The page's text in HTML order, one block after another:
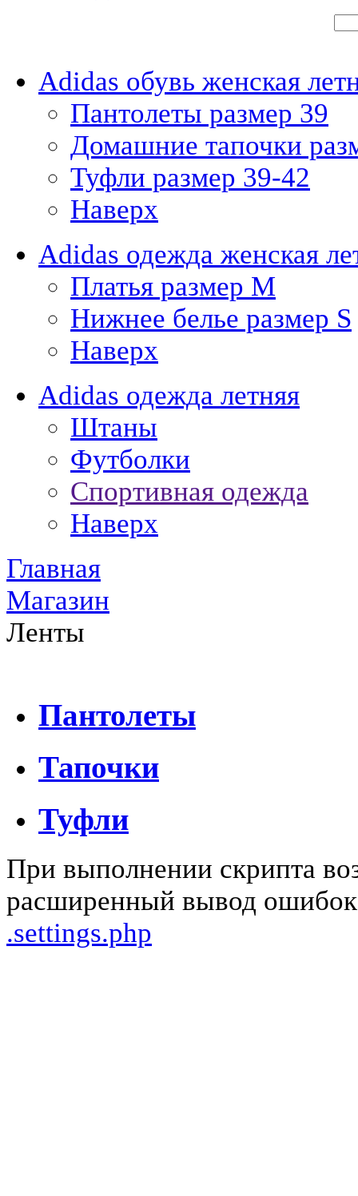
Adidas обувь женская
Пантолеты размер 39
Домашние тапочки
Туфли размер 39-42
Наверх
Adidas одежда женская
Платья размер M
Нижнее белье размер S
Наверх
Adidas одежда летняя
Штаны
Футболки
Спортивная одежда
Наверх
Главная
Магазин
Ленты
Пантолеты
Тапочки
Туфли
При выполнении скрипта
расширенный вывод
.settings.php